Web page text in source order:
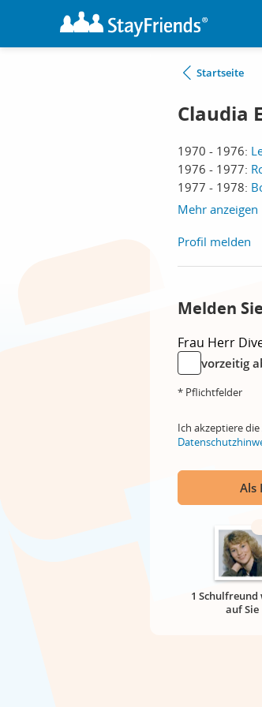
Startseite
Claudia
1970 - 1976:
1976 - 1977:
1977 - 1978:
Mehr anzeigen
Profil melden
Melden
Frau Herr
vorzeitig
* Pflichtfelder
Ich akzeptiere die
Als
1
auf Sie